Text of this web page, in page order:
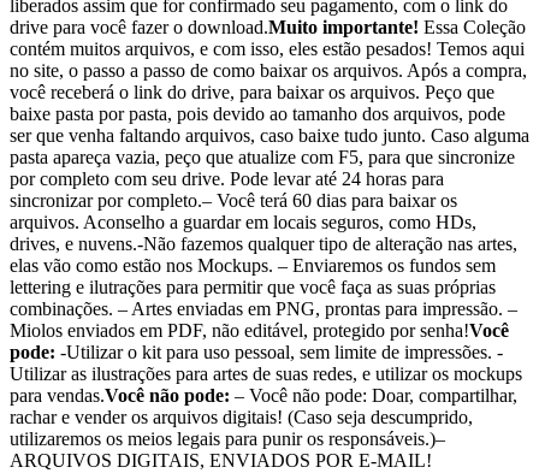
liberados assim que for confirmado seu pagamento, com o link do
drive para você fazer o download.Muito importante! Essa Coleção
contém muitos arquivos, e com isso, eles estão pesados! Temos aqui
no site, o passo a passo de como baixar os arquivos. Após a compra,
você receberá o link do drive, para baixar os arquivos. Peço que
baixe pasta por pasta, pois devido ao tamanho dos arquivos, pode
ser que venha faltando arquivos, caso baixe tudo junto. Caso alguma
pasta apareça vazia, peço que atualize com F5, para que sincronize
por completo com seu drive. Pode levar até 24 horas para
sincronizar por completo.– Você terá 60 dias para baixar os
arquivos. Aconselho a guardar em locais seguros, como HDs,
drives, e nuvens.-Não fazemos qualquer tipo de alteração nas artes,
elas vão como estão nos Mockups. – Enviaremos os fundos sem
lettering e ilutrações para permitir que você faça as suas próprias
combinações. – Artes enviadas em PNG, prontas para impressão. –
Miolos enviados em PDF, não editável, protegido por senha!Você
pode: -Utilizar o kit para uso pessoal, sem limite de impressões. -
Utilizar as ilustrações para artes de suas redes, e utilizar os mockups
para vendas.Você não pode: – Você não pode: Doar, compartilhar,
rachar e vender os arquivos digitais! (Caso seja descumprido,
utilizaremos os meios legais para punir os responsáveis.)–
ARQUIVOS DIGITAIS, ENVIADOS POR E-MAIL!